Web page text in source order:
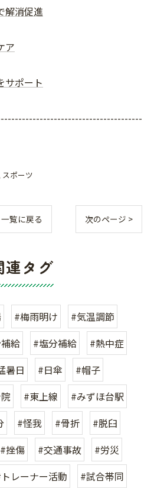
解消促進
ア
サポート
スポーツ
一覧に戻る 次のページ >
連タグ
#梅雨明け
#気温調節
給 #塩分補給
#熱中症
暑日 #日傘
#帽子
#東上線
#みずほ台駅
#怪我 #骨折
#脱臼
#挫傷 #交通事故
#労災
レーナー活動
#試合帯同